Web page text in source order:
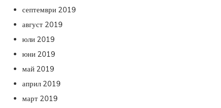
септември 2019
август 2019
юли 2019
юни 2019
май 2019
април 2019
март 2019